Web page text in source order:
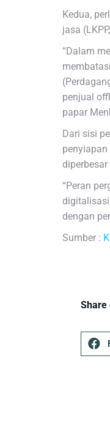
Kedua,
jasa
“Dalam
penjual
papar
Dari sisi
“Peran
dengan
Sumber :
Share